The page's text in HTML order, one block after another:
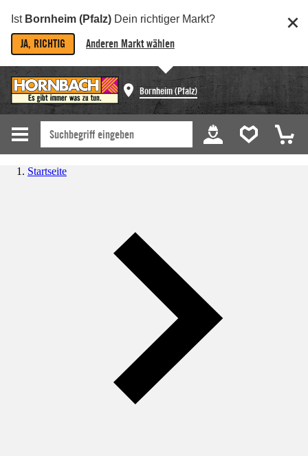
Ist Bornheim (Pfalz) Dein richtiger Markt?
JA, RICHTIG Anderen Markt wählen
Bornheim (Pfalz)
Startseite